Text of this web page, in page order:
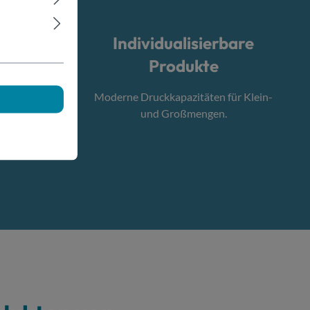
um
Individualisierbare
Produkte
Moderne Druckkapazitäten für Klein-
und Großmengen.